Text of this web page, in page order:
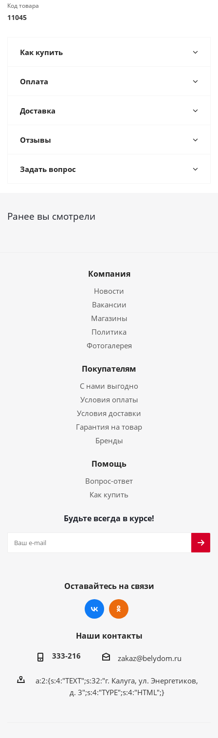
Код товара
11045
Как купить
Оплата
Доставка
Отзывы
Задать вопрос
Ранее вы смотрели
Компания
Новости
Вакансии
Магазины
Политика
Фотогалерея
Покупателям
С нами выгодно
Условия оплаты
Условия доставки
Гарантия на товар
Бренды
Помощь
Вопрос-ответ
Как купить
Будьте всегда в курсе!
Оставайтесь на связи
Наши контакты
333-216 zakaz@belydom.ru
a:2:{s:4:"TEXT";s:32:"г. Калуга, ул. Энергетиков,
д. 3";s:4:"TYPE";s:4:"HTML";}